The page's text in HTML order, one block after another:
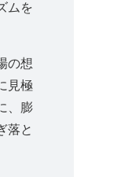
ムを
の想
見極
、膨
落と